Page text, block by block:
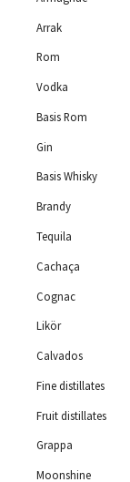
Arrak
Rom
Vodka
Basis Rom
Gin
Basis Whisky
Brandy
Tequila
Cachaça
Cognac
Likör
Calvados
Fine distillates
Fruit distillates
Grappa
Moonshine